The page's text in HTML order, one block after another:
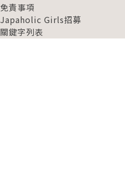
免責事項
Japaholic Girls招募
關鍵字列表